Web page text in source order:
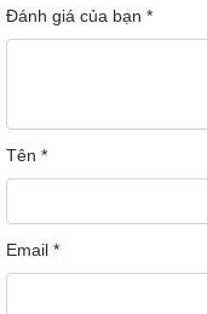
Đánh giá của bạn *
Tên *
Email *